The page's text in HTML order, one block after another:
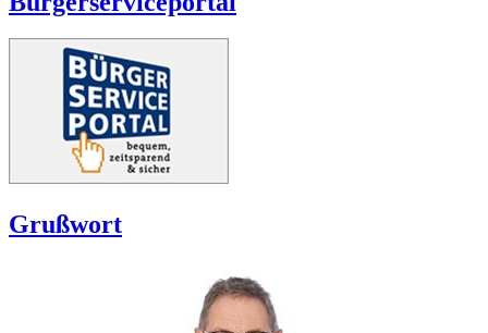
Grußwort